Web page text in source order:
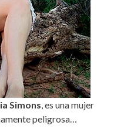
Simons, es una mujer
peligrosa…